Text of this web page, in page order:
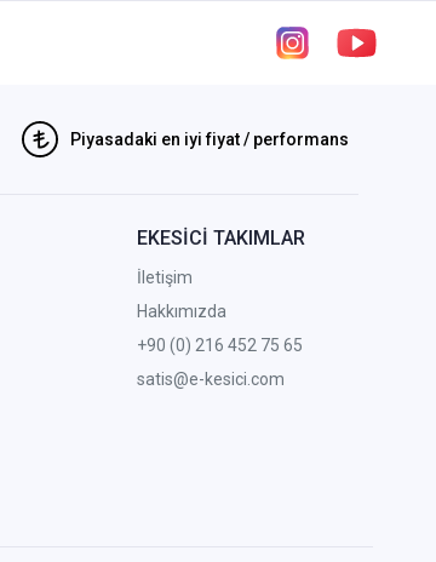
Piyasadaki en iyi fiyat / performans
EKESİCİ TAKIMLAR
İletişim
Hakkımızda
+90 (0) 216 452 75 65
satis@e-kesici.com